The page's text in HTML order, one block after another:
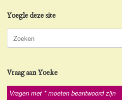
Yoegle deze site
Zoeken
naar:
Vraag aan Yoeke
Vragen met * moeten beantwoord zijn